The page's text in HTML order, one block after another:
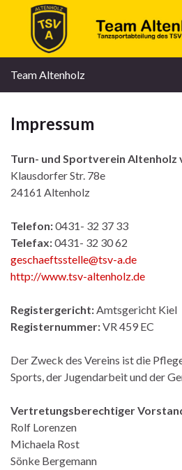
Team Altenholz
Impressum
Turn- und Sportverein Altenholz
Klausdorfer Str. 78e
24161 Altenholz
Telefon:0431- 32 37 33
Telefax:0431- 32 30 62
geschaeftsstelle@tsv-a.de
http://www.tsv-altenholz.de
Registergericht:Amtsgericht Kiel
Registernummer:VR 459 EC
Der Zweck des Vereins ist die
Sports, der Jugendarbeit und der
Vertretungsberechtiger
Rolf Lorenzen
Michaela Rost
Sönke Bergemann